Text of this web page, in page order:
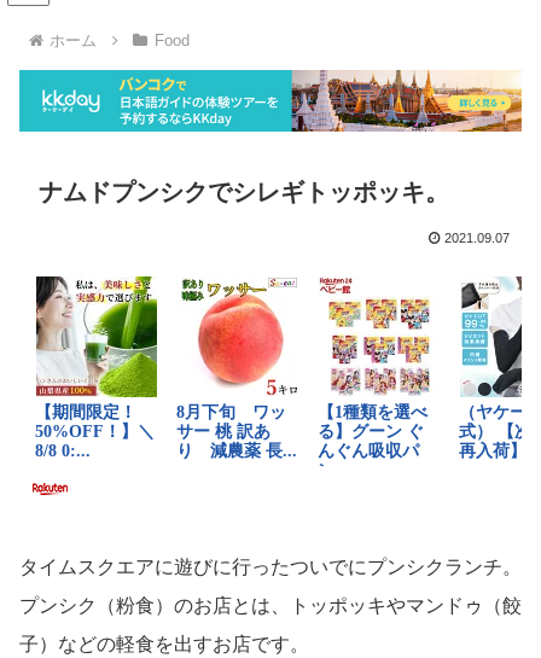
ホーム Food
ナムドプンシクでシレギトッポッキ。
2021.09.07
タイムスクエアに遊びに行ったついでにプンシクランチ。
プンシク（粉食）のお店とは、トッポッキやマンドゥ（餃
子）などの軽食を出すお店です。